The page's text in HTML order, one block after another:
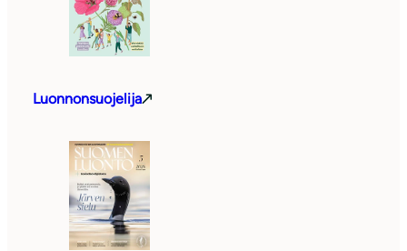
Luonnonsuojelija